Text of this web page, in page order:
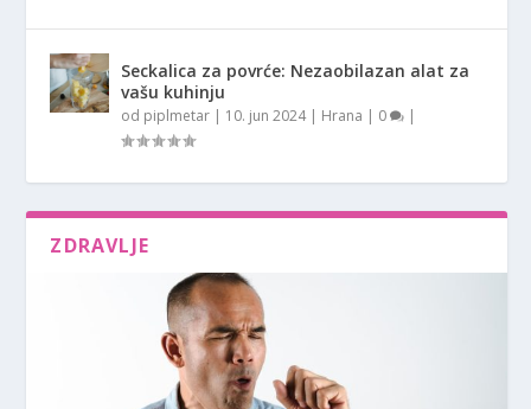
Seckalica za povrće: Nezaobilazan alat za
vašu kuhinju
od piplmetar | 10. jun 2024| Hrana | 0 |
ZDRAVLJE